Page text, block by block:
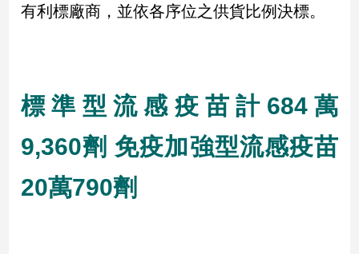
樂
時
尚
追
星
有利標廠商，並依各序位之供貨比例決標。
標準型流感疫苗計684萬
9,360劑 免疫加強型流感疫苗
20萬790劑